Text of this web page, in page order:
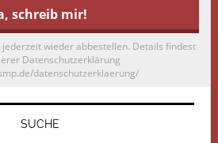
wieder abbestellen. Details findest
Datenschutzerklärung
datenschutzerklaerung/
SUCHE